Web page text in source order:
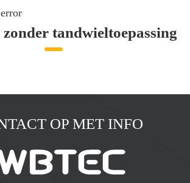
tandwieltoepassing
OP MET INFO